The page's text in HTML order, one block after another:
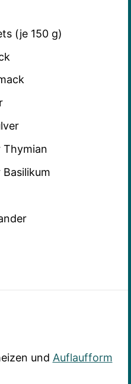
(je 150 g)
und Auflaufform